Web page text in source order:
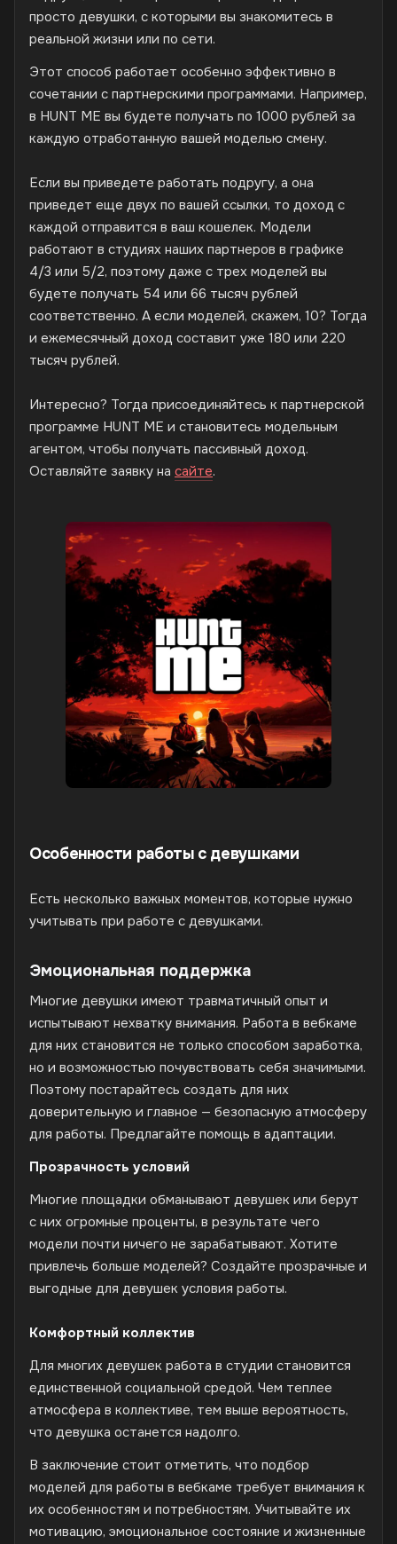
просто девушки, с которыми вы знакомитесь в
реальной жизни или по сети.
Этот способ работает особенно эффективно в
сочетании с партнерскими программами. Например,
в HUNT ME вы будете получать по 1000 рублей за
каждую отработанную вашей моделью смену.
Если вы приведете работать подругу, а она
приведет еще двух по вашей ссылки, то доход с
каждой отправится в ваш кошелек. Модели
работают в студиях наших партнеров в графике
4/3 или 5/2, поэтому даже с трех моделей вы
будете получать 54 или 66 тысяч рублей
соответственно. А если моделей, скажем, 10? Тогда
и ежемесячный доход составит уже 180 или 220
тысяч рублей.
Интересно? Тогда присоединяйтесь к партнерской
программе HUNT ME и становитесь модельным
агентом, чтобы получать пассивный доход.
Оставляйте заявку на сайте.
Особенности работы с девушками
Есть несколько важных моментов, которые нужно
учитывать при работе с девушками.
Эмоциональная поддержка
Многие девушки имеют травматичный опыт и
испытывают нехватку внимания. Работа в вебкаме
для них становится не только способом заработка,
но и возможностью почувствовать себя значимыми.
Поэтому постарайтесь создать для них
доверительную и главное — безопасную атмосферу
для работы. Предлагайте помощь в адаптации.
Прозрачность условий
Многие площадки обманывают девушек или берут
с них огромные проценты, в результате чего
модели почти ничего не зарабатывают. Хотите
привлечь больше моделей? Создайте прозрачные и
выгодные для девушек условия работы.
Комфортный коллектив
Для многих девушек работа в студии становится
единственной социальной средой. Чем теплее
атмосфера в коллективе, тем выше вероятность,
что девушка останется надолго.
В заключение стоит отметить, что подбор
моделей для работы в вебкаме требует внимания к
их особенностям и потребностям. Учитывайте их
мотивацию, эмоциональное состояние и жизненные